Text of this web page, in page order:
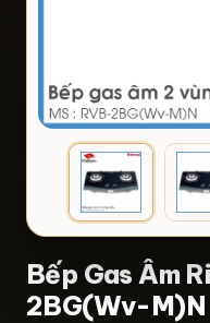
Bếp Gas Âm
2BG(Wv-M)N